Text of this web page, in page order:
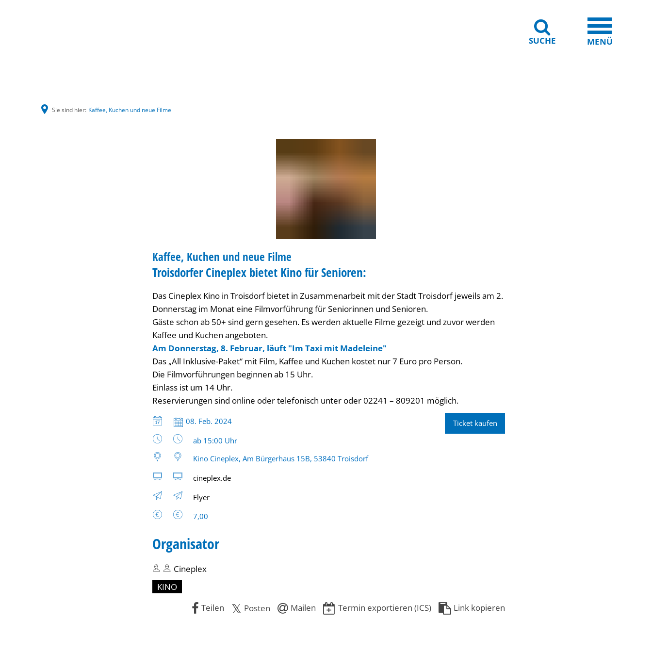
SUCHE MENÜ
Sie sind hier: Kaffee, Kuchen und neue Filme
KATEGORIE: SENIOREN
Kaffee, Kuchen und neue Filme
Troisdorfer Cineplex bietet Kino für Senioren:
Das Cineplex Kino in Troisdorf bietet in Zusammenarbeit mit der Stadt Troisdorf jeweils am 2.
Donnerstag im Monat eine Filmvorführung für Seniorinnen und Senioren.
Gäste schon ab 50+ sind gern gesehen. Es werden aktuelle Filme gezeigt und zuvor werden
Kaffee und Kuchen angeboten.
Am Donnerstag, 8. Februar, läuft "Im Taxi mit Madeleine"
Das „All Inklusive-Paket“ mit Film, Kaffee und Kuchen kostet nur 7 Euro pro Person.
Die Filmvorführungen beginnen ab 15 Uhr.
Einlass ist um 14 Uhr.
Reservierungen sind online oder telefonisch unter oder 02241 – 809201 möglich.
Datum:
08. Feb. 2024
Uhrzeit:
ab 15:00 Uhr
Kino Cineplex, Am Bürgerhaus 15B, 53840 Troisdorf
cineplex.de
Flyer
7,00
Ticket kaufen
Organisator
Cineplex
KINO
Teilen
Posten Mailen Termin exportieren (ICS) Link kopieren